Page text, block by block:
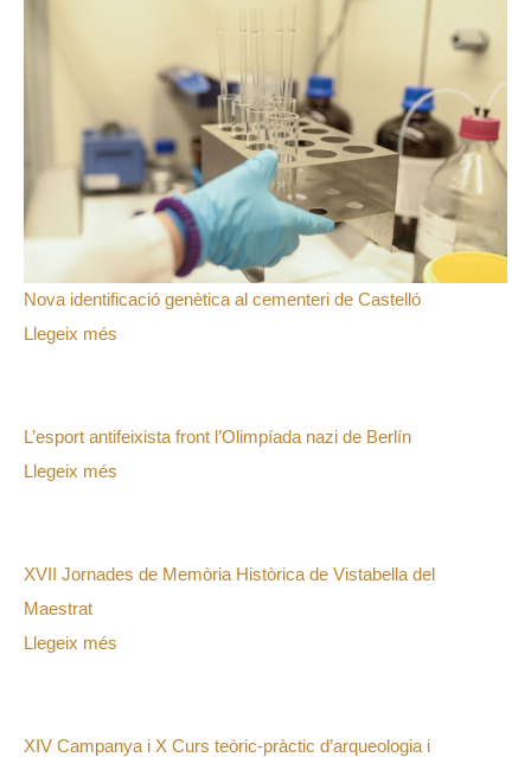
Nova identificació genètica al cementeri de Castelló
Llegeix més
L’esport antifeixista front l’Olimpíada nazi de Berlín
Llegeix més
XVII Jornades de Memòria Històrica de Vistabella del
Maestrat
Llegeix més
XIV Campanya i X Curs teòric-pràctic d’arqueologia i